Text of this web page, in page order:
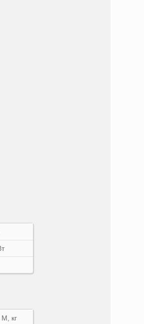
М, кг